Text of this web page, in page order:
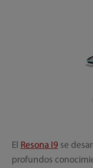
El Resona I9 se
profundos